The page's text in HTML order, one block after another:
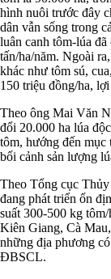
hình nuôi trước đây
dân vẫn sống trong
luân canh tôm-lúa
tấn/ha/năm. Ngoài
khác như tôm sú,
150 triệu đồng/ha,
Theo ông Mai Văn
đổi 20.000 ha lúa
tôm, hướng đến mục
bối cảnh sản lượng
Theo Tổng cục
đang phát triển ổn
suất 300-500 kg
Kiên Giang, Cà
những địa phương
ĐBSCL.